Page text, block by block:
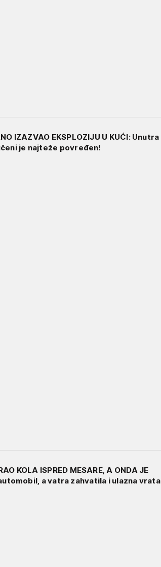
IZAZVAO EKSPLOZIJU U KUĆI: Unutra
je najteže povređen!
KOLA ISPRED MESARE, A ONDA JE
a vatra zahvatila i ulazna vrata